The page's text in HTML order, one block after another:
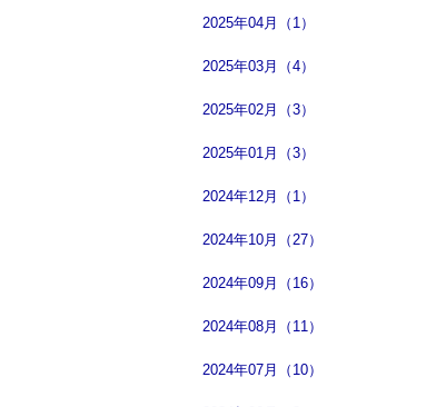
2025年04月（1）
2025年03月（4）
2025年02月（3）
2025年01月（3）
2024年12月（1）
2024年10月（27）
2024年09月（16）
2024年08月（11）
2024年07月（10）